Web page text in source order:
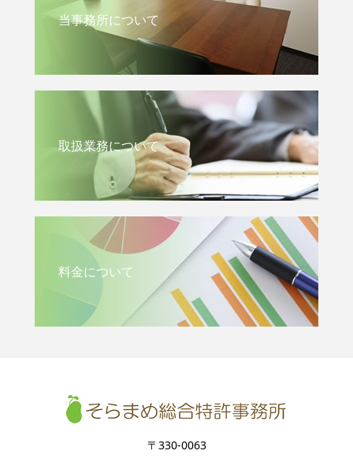
当事務所について
取扱業務について
料金について
〒330-0063